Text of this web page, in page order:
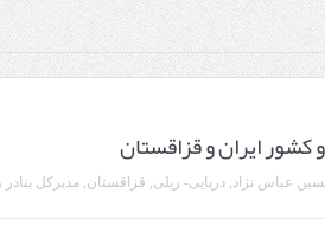
در دیدار استاندار اردبیل و رئیس گمرک مرزی جمهوری
همکاری گمرک‌های مرزی ایران و جمهوری
دیدار دبیر شورای‌عالی مناطق آزاد و ویژه اقتصادی:
کشور ایران و قزاقستان
عباس نژاد,دریایی- ریلی, قزاقستان,مدیرکل